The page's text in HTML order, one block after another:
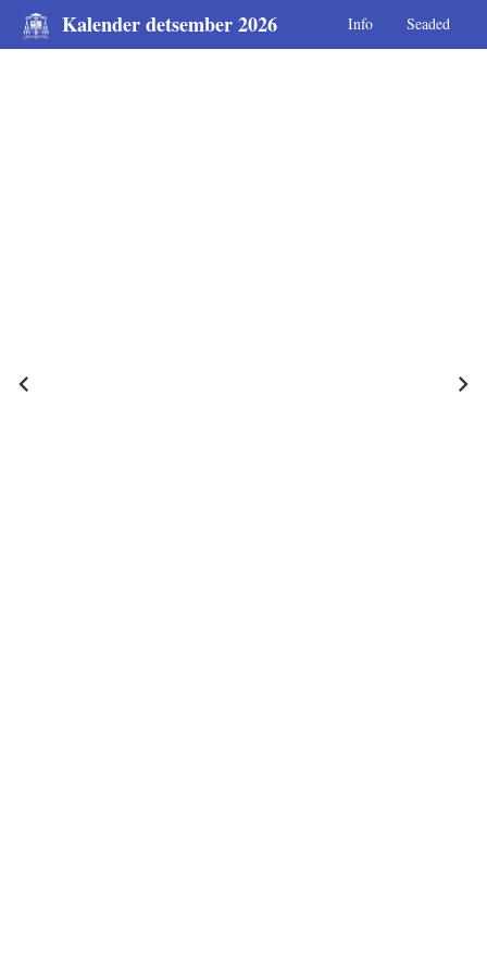
Kalender detsember 2026 Info Seaded